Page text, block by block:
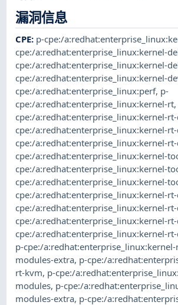
漏洞信息
CPE: p-cpe:/
cpe:/a:redhat:enterprise_linux:kernel-
cpe:/a:redhat:enterprise_linux:kernel-
cpe:/a:redhat:enterprise_linux:kernel-
cpe:/a:redhat:enterprise_linux:perf, p-
cpe:/a:redhat:enterprise_linux:kernel-rt,
cpe:/a:redhat:enterprise_linux:kernel-
cpe:/a:redhat:enterprise_linux:kernel-
cpe:/a:redhat:enterprise_linux:kernel-
cpe:/a:redhat:enterprise_linux:kernel-
cpe:/a:redhat:enterprise_linux:kernel-
cpe:/a:redhat:enterprise_linux:kernel-
cpe:/a:redhat:enterprise_linux:kernel-
cpe:/a:redhat:enterprise_linux:kernel-
cpe:/a:redhat:enterprise_linux:kernel-
cpe:/a:redhat:enterprise_linux:kernel-
p-cpe:/
modules-extra, p-cpe:/
rt-kvm, p-cpe:/
modules, p-cpe:/
modules-extra, p-cpe:/